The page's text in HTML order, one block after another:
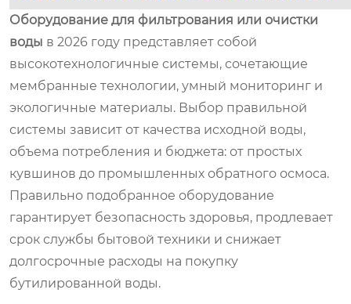
Оборудование для фильтрования или очистки
воды в 2026 году представляет собой
высокотехнологичные системы, сочетающие
мембранные технологии, умный мониторинг и
экологичные материалы. Выбор правильной
системы зависит от качества исходной воды,
объема потребления и бюджета: от простых
кувшинов до промышленных обратного осмоса.
Правильно подобранное оборудование
гарантирует безопасность здоровья, продлевает
срок службы бытовой техники и снижает
долгосрочные расходы на покупку
бутилированной воды.